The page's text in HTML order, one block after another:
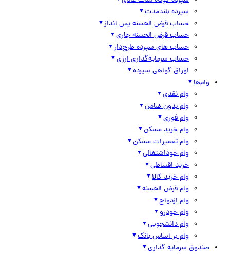
سپرده بلندمدت
حساب قرض الحسنه پس انداز
حساب قرض الحسنه جاری
حساب های سپرده طرح‌دار
حساب سرمایه‌گذاری ارزی
اوراق گواهی سپرده
وام‌ها
وام نقدی
وام بدون ضامن
وام فوری
وام خرید مسکن
وام تعمیرات مسکن
وام خوداشتغالی
خرید اقساطی
وام خرید کالا
وام قرض الحسنه
وام ازدواج
وام خودرو
وام دانشجویی
وام بر اساس بانک
صندوق سرمایه گذاری